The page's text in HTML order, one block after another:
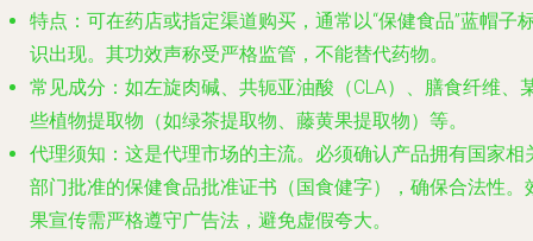
特点 ：可在药店或指定渠道购买，通常以“保健食品”蓝帽子
识出现。其功效声称受严格监管，不能替代药物。
常见成分 ：如左旋肉碱、共轭亚油酸（CLA）、膳食纤维、
些植物提取物（如绿茶提取物、藤黄果提取物）等。
代理须知 ：这是代理市场的主流。必须确认产品拥有国家相
部门批准的保健食品批准证书（国食健字），确保合法性。
果宣传需严格遵守广告法，避免虚假夸大。